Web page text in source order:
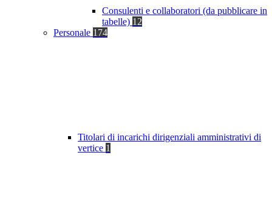
Consulenti e collaboratori (da pubblicare in
tabelle) 12
Personale 174
Titolari di incarichi dirigenziali amministrativi di
vertice 1